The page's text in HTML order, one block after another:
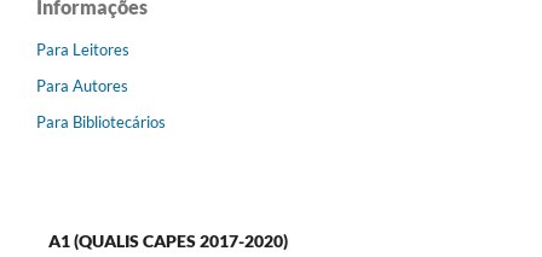
Informações
Para Leitores
Para Autores
Para Bibliotecários
A1 (QUALIS CAPES 2017-2020)